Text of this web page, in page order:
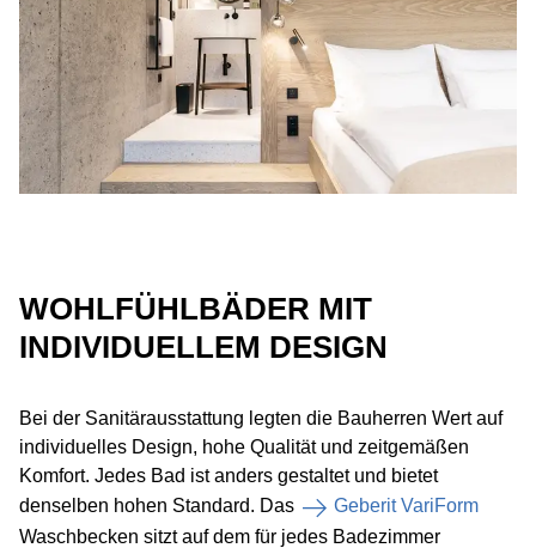
WOHLFÜHLBÄDER MIT
INDIVIDUELLEM DESIGN
Bei der Sanitärausstattung legten die Bauherren Wert auf
individuelles Design, hohe Qualität und zeitgemäßen
Komfort. Jedes Bad ist anders gestaltet und bietet
denselben hohen Standard. Das
Geberit VariForm
Waschbecken sitzt auf dem für jedes Badezimmer